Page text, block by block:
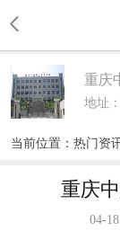
重庆
地址
当前位置： 热门资
重庆
04-